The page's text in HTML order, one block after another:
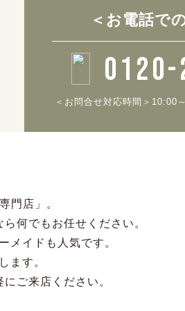
＜お電話で
＜お問合せ対応時間＞10:00
門店」。
何でもお任せください。
メイドも人気です。
ます。
ご来店ください。